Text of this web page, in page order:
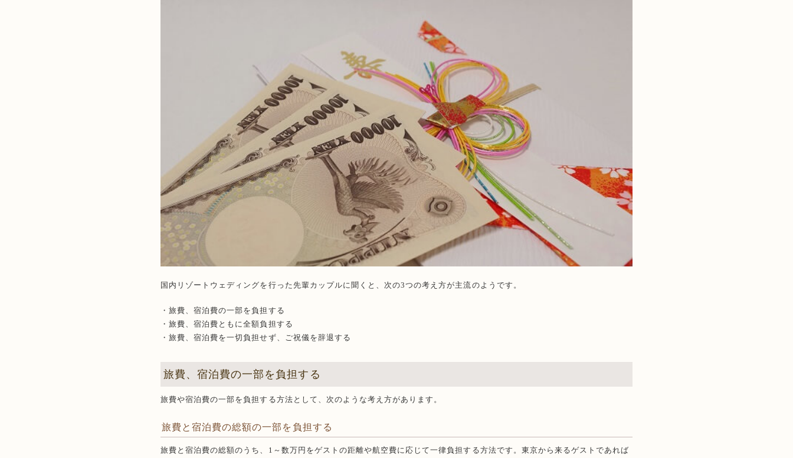
国内リゾートウェディングを行った先輩カップルに聞くと、次の3つの考え方が主流のようです。
・旅費、宿泊費の一部を負担する
・旅費、宿泊費ともに全額負担する
・旅費、宿泊費を一切負担せず、ご祝儀を辞退する
旅費、宿泊費の一部を負担する
旅費や宿泊費の一部を負担する方法として、次のような考え方があります。
旅費と宿泊費の総額の一部を負担する
旅費と宿泊費の総額のうち、1～数万円をゲストの距離や航空費に応じて一律負担する方法です。東京から来るゲストであれば